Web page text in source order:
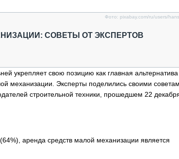
Фото: pixabay.com/ru/users/
СОВЕТЫ ОТ ЭКСПЕРТОВ
укрепляет свою позицию как главная альтернатива
механизации. Эксперты поделились своими
строительной техники, прошедшем 22
аренда средств малой механизации является